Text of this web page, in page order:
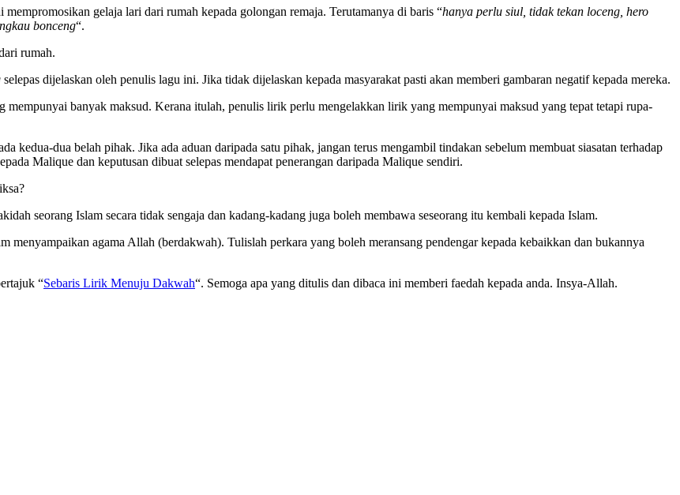
gelaja lari dari rumah kepada golongan remaja. Terutamanya di baris “hanya perlu siul, tidak tekan loceng, hero
bonceng“.
rumah.
selepas dijelaskan oleh penulis lagu ini. Jika tidak dijelaskan kepada masyarakat pasti akan memberi gambaran negatif kepada mereka.
mempunyai banyak maksud. Kerana itulah, penulis lirik perlu mengelakkan lirik yang mempunyai maksud yang tepat tetapi rupa-
kedua-dua belah pihak. Jika ada aduan daripada satu pihak, jangan terus mengambil tindakan sebelum membuat siasatan terhadap
Malique dan keputusan dibuat selepas mendapat penerangan daripada Malique sendiri.
seorang Islam secara tidak sengaja dan kadang-kadang juga boleh membawa seseorang itu kembali kepada Islam.
agama Allah (berdakwah). Tulislah perkara yang boleh meransang pendengar kepada kebaikkan dan bukannya
“Sebaris Lirik Menuju Dakwah“. Semoga apa yang ditulis dan dibaca ini memberi faedah kepada anda. Insya-Allah.